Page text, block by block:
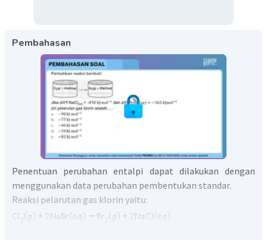
Pembahasan
Penentuan perubahan entalpi dapat dilakukan dengan
menggunakan data perubahan pembentukan standar.
Reaksi pelarutan gas klorin yaitu: